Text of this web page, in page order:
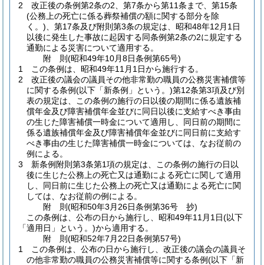
2
改正後の条例第2条の2、第7条から第11条まで、第15条
(公務上の死亡に係る葬祭補償の額に関する部分を除
く。) 、第17条及び附則第3条の規定は、昭和48年12月1日
以後に発生した事故に起因する同条例第2条の2に規定する
通勤による災害について適用する。
附 則(昭和49年10月8日条例第65号)
1
この条例は、昭和49年11月1日から施行する。
2
改正後の議会の議員その他非常勤の職員の公務災害補償等
に関する条例(以下「新条例」という。)第12条第3項及び別
表の規定は、この条例の施行の日以後の期間に係る遺族補
償年金及び障害補償年金並びに同日以後に支給すべき事由
の生じた障害補償一時金について適用し、同日前の期間に
係る遺族補償年金及び障害補償年金並びに同日前に支給す
べき事由の生じた障害補償一時金については、なお従前の
例による。
3
新条例附則第3条第1項の規定は、この条例の施行の日以
後に生じた公務上の死亡又は通勤による死亡に関して適用
し、同日前に生じた公務上の死亡又は通勤による死亡に関
しては、なお従前の例による。
附 則(昭和50年3月26日条例第36号 抄)
この条例は、公布の日から施行し、昭和49年11月1日(以下
「適用日」という。)から適用する。
附 則(昭和52年7月22日条例第57号)
1
この条例は、公布の日から施行し、改正後の議会の議員そ
の他非常勤の職員の公務災害補償等に関する条例(以下「新